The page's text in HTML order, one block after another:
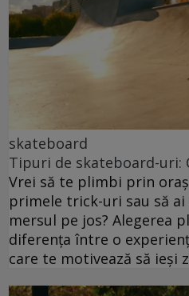
skateboard
Tipuri de skateboard-uri:
Vrei să te plimbi prin
primele trick-uri sau să
mersul pe jos? Alegerea
diferența între o
care te motivează să ieși